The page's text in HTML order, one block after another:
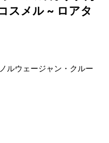
スメル ~ ロアタ
ノルウェージャン・クルー